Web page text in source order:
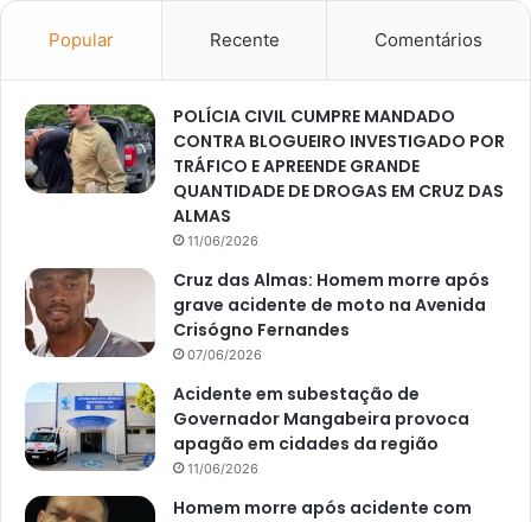
Popular Recente Comentários
POLÍCIA CIVIL CUMPRE MANDADO
CONTRA BLOGUEIRO INVESTIGADO POR
TRÁFICO E APREENDE GRANDE
QUANTIDADE DE DROGAS EM CRUZ DAS
ALMAS
11/06/2026
Cruz das Almas: Homem morre após
grave acidente de moto na Avenida
Crisógno Fernandes
07/06/2026
Acidente em subestação de
Governador Mangabeira provoca
apagão em cidades da região
11/06/2026
Homem morre após acidente com